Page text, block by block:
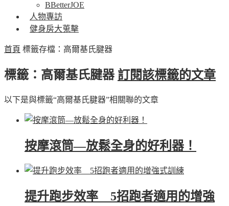
BBetterJOE
人物專訪
健身房大蒐擊
首頁 標籤存檔：高爾基氏腱器
標籤：高爾基氏腱器 訂閱該標籤的文章
以下是與標籤“高爾基氏腱器”相關聯的文章
按摩滾筒—放鬆全身的好利器！
提升跑步效率 5招跑者適用的增強